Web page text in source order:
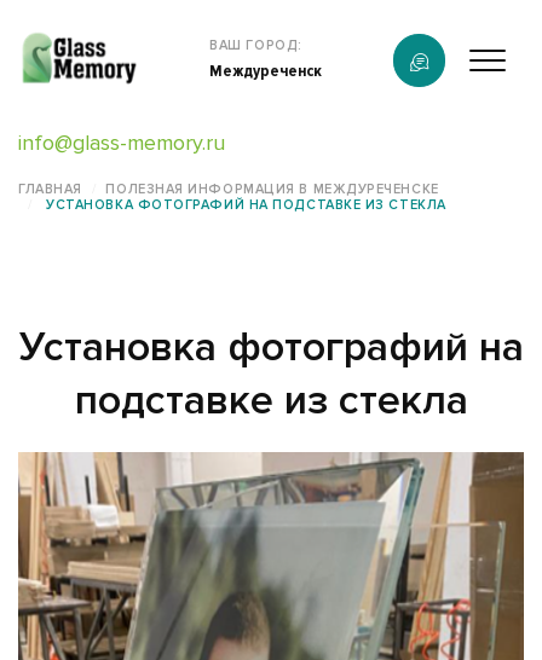
info@glass-memory.ru
ВАШ ГОРОД:
Междуреченск
Продукция
Конструктор памятников
Наши работы
информация
Контакты
ГЛАВНАЯ
ПОЛЕЗНАЯ ИНФОРМАЦИЯ В МЕЖДУРЕЧЕНСКЕ
УСТАНОВКА ФОТОГРАФИЙ НА ПОДСТАВКЕ ИЗ СТЕКЛА
Установка фотографий на
подставке из стекла